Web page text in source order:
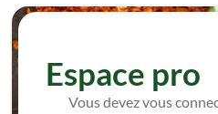
Espace pro
Vous devez vous